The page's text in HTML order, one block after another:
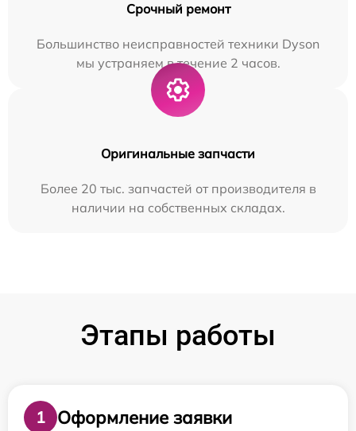
Срочный ремонт
Большинство неисправностей техники Dyson
мы устраняем в течение 2 часов.
Оригинальные запчасти
Более 20 тыс. запчастей от производителя в
наличии на собственных складах.
Этапы работы
1
Оформление заявки